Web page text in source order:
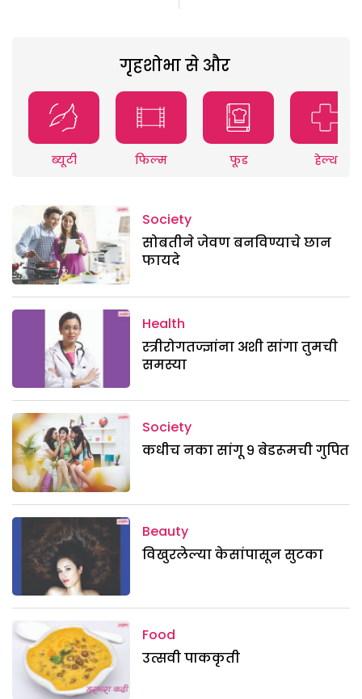
गृहशोभा से और
ब्यूटी फिल्म फूड हेल्थ
Society
सोबतीने जेवण बनविण्याचे छान
फायदे
Health
स्त्रीरोगतज्ज्ञांना अशी सांगा तुमची
समस्या
Society
कधीच नका सांगू ९ बेडरूमची गुपित
Beauty
विखुरलेल्या केसांपासून सुटका
Food
उत्सवी पाककृती